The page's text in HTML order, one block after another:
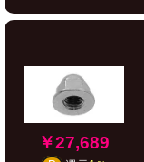
￥27,689